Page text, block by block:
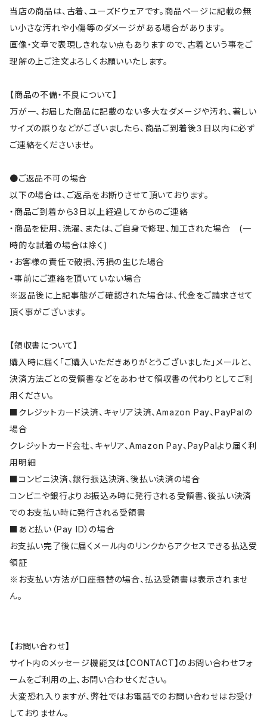
当店の商品は、古着、ユーズドウェアです。商品ページに記載の無
い小さな汚れや小傷等のダメージがある場合があります。
画像・文章で表現しきれない点もありますので、古着という事をご
理解の上ご注文よろしくお願いいたします。
【商品の不備・不良について】
万が一、お届した商品に記載のない多大なダメージや汚れ、著しい
サイズの誤りなどがございましたら、商品ご到着後３日以内に必ず
ご連絡をくださいませ。
●ご返品不可の場合
以下の場合は、ご返品をお断りさせて頂いております。
・商品ご到着から3日以上経過してからのご連絡
・商品を使用、洗濯、または、ご自身で修理、加工された場合 (一
時的な試着の場合は除く)
・お客様の責任で破損、汚損の生じた場合
・事前にご連絡を頂いていない場合
※返品後に上記事態がご確認された場合は、代金をご請求させて
頂く事がございます。
【領収書について】
購入時に届く「ご購入いただきありがとうございました」メールと、
決済方法ごとの受領書などをあわせて領収書の代わりとしてご利
用ください。
■クレジットカード決済、キャリア決済、Amazon Pay、PayPalの
場合
クレジットカード会社、キャリア、Amazon Pay、PayPalより届く利
用明細
■コンビニ決済、銀行振込決済、後払い決済の場合
コンビニや銀行よりお振込み時に発行される受領書、後払い決済
でのお支払い時に発行される受領書
■あと払い（Pay ID）の場合
お支払い完了後に届くメール内のリンクからアクセスできる払込受
領証
※お支払い方法が口座振替の場合、払込受領書は表示されませ
ん。
【お問い合わせ】
サイト内のメッセージ機能又は【CONTACT】のお問い合わせフォ
ームをご利用の上、お問い合わせください。
大変恐れ入りますが、弊社ではお電話でのお問い合わせはお受け
しておりません。